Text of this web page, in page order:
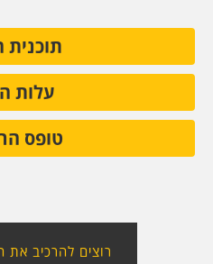
תוכנית
עלות
טופס
רוצים להרכיב